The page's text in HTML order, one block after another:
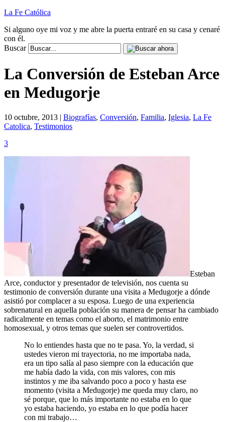
La Fe Católica
Si alguno oye mi voz y me abre la puerta entraré en su casa y cenaré
con él.
Buscar
La Conversión de Esteban Arce
en Medugorje
10 octubre, 2013 | Biografías, Conversión, Familia, Iglesia, La Fe
Catolica, Testimonios
3
Esteban
Arce, conductor y presentador de televisión, nos cuenta su
testimonio de conversión durante una visita a Medugorje a dónde
asistió por complacer a su esposa. Luego de una experiencia
sobrenatural en aquella población su manera de pensar ha cambiado
radicalmente en temas como el aborto, el matrimonio entre
homosexual, y otros temas que suelen ser controvertidos.
No lo entiendes hasta que no te pasa. Yo, la verdad, si
ustedes vieron mi trayectoria, no me importaba nada,
era un tipo salía al paso siempre con la educación que
me había dado la vida, con mis valores, con mis
instintos y me iba salvando poco a poco y hasta ese
momento (visita a Medugorje) me queda muy claro, no
sé porque, que lo más importante no estaba en lo que
yo estaba haciendo, yo estaba en lo que podía hacer
con mi trabajo…